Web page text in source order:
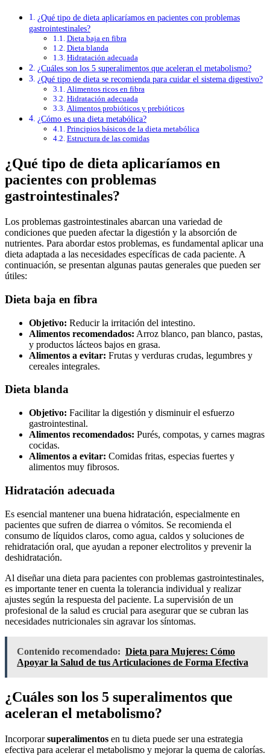
¿Qué tipo de dieta aplicaríamos en pacientes con problemas
gastrointestinales?
Dieta baja en fibra
Dieta blanda
Hidratación adecuada
¿Cuáles son los 5 superalimentos que aceleran el metabolismo?
¿Qué tipo de dieta se recomienda para cuidar el sistema digestivo?
Alimentos ricos en fibra
Hidratación adecuada
Alimentos probióticos y prebióticos
¿Cómo es una dieta metabólica?
Principios básicos de la dieta metabólica
Estructura de las comidas
¿Qué tipo de dieta aplicaríamos en
pacientes con problemas
gastrointestinales?
Los problemas gastrointestinales abarcan una variedad de
condiciones que pueden afectar la digestión y la absorción de
nutrientes. Para abordar estos problemas, es fundamental aplicar una
dieta adaptada a las necesidades específicas de cada paciente. A
continuación, se presentan algunas pautas generales que pueden ser
útiles:
Dieta baja en fibra
Objetivo: Reducir la irritación del intestino.
Alimentos recomendados: Arroz blanco, pan blanco, pastas,
y productos lácteos bajos en grasa.
Alimentos a evitar: Frutas y verduras crudas, legumbres y
cereales integrales.
Dieta blanda
Objetivo: Facilitar la digestión y disminuir el esfuerzo
gastrointestinal.
Alimentos recomendados: Purés, compotas, y carnes magras
cocidas.
Alimentos a evitar: Comidas fritas, especias fuertes y
alimentos muy fibrosos.
Hidratación adecuada
Es esencial mantener una buena hidratación, especialmente en
pacientes que sufren de diarrea o vómitos. Se recomienda el
consumo de líquidos claros, como agua, caldos y soluciones de
rehidratación oral, que ayudan a reponer electrolitos y prevenir la
deshidratación.
Al diseñar una dieta para pacientes con problemas gastrointestinales,
es importante tener en cuenta la tolerancia individual y realizar
ajustes según la respuesta del paciente. La supervisión de un
profesional de la salud es crucial para asegurar que se cubran las
necesidades nutricionales sin agravar los síntomas.
Contenido recomendado: Dieta para Mujeres: Cómo
Apoyar la Salud de tus Articulaciones de Forma Efectiva
¿Cuáles son los 5 superalimentos que
aceleran el metabolismo?
Incorporarsuperalimentos en tu dieta puede ser una estrategia
efectiva para acelerar el metabolismo y mejorar la quema de calorías.